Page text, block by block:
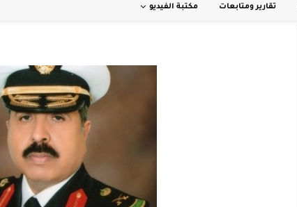
تقارير ومتابعات مكتبة الفيديو